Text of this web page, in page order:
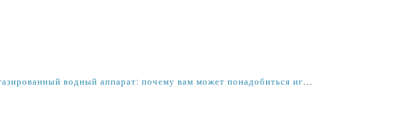
Коммерческий газированный водный аппарат: почему вам может понадобиться игристый водный производитель без CO2